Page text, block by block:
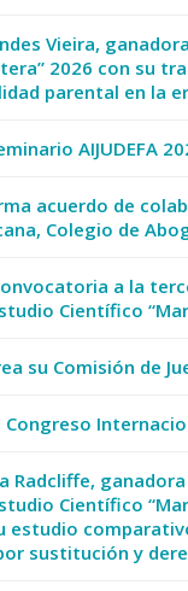
Vieira,
2026 con su
parental en la
AIJUDEFA
acuerdo de
Colegio de
a la
Científico
su Comisión de
Radcliffe,
Científico
estudio
sustitución y